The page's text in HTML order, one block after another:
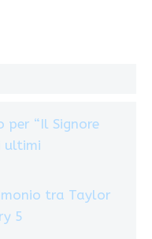
per “Il Signore
ultimi
tra Taylor
5